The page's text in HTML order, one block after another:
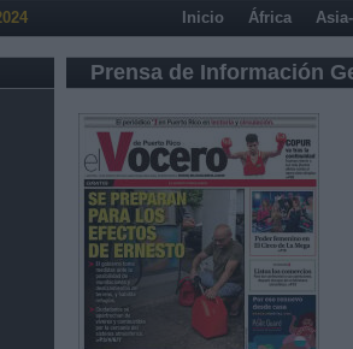
Inicio África
Prensa de Información